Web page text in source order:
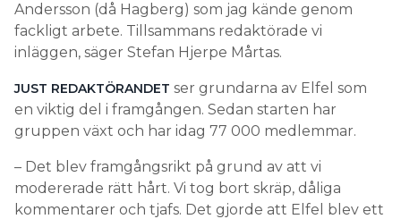
Andersson (då Hagberg) som jag kände genom
fackligt arbete. Tillsammans redaktörade vi
inläggen, säger Stefan Hjerpe Mårtas.
JUST REDAKTÖRANDET ser grundarna av Elfel som
en viktig del i framgången. Sedan starten har
gruppen växt och har idag 77 000 medlemmar.
– Det blev framgångsrikt på grund av att vi
modererade rätt hårt. Vi tog bort skräp, dåliga
kommentarer och tjafs. Det gjorde att Elfel blev ett